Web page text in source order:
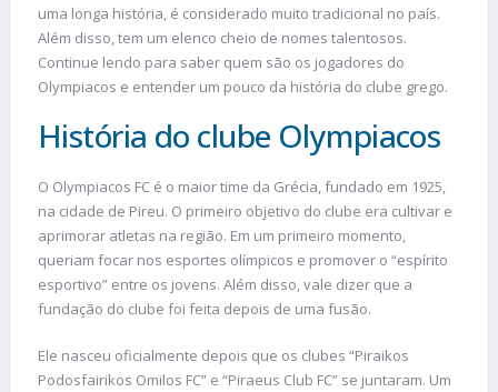
uma longa história, é considerado muito tradicional no país.
Além disso, tem um elenco cheio de nomes talentosos.
Continue lendo para saber quem são os jogadores do
Olympiacos e entender um pouco da história do clube grego.
História do clube Olympiacos
O Olympiacos FC é o maior time da Grécia, fundado em 1925,
na cidade de Pireu. O primeiro objetivo do clube era cultivar e
aprimorar atletas na região. Em um primeiro momento,
queriam focar nos esportes olímpicos e promover o “espírito
esportivo” entre os jovens. Além disso, vale dizer que a
fundação do clube foi feita depois de uma fusão.
Ele nasceu oficialmente depois que os clubes “Piraikos
Podosfairikos Omilos FC” e “Piraeus Club FC” se juntaram. Um